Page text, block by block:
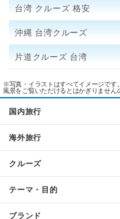
台湾 クルーズ 格安
沖縄 台湾クルーズ
片道クルーズ 台湾
※写真・イラストはすべてイメージです
風景をご覧いただけるとはかぎりません
国内旅行
海外旅行
クルーズ
テーマ・目的
ブランド